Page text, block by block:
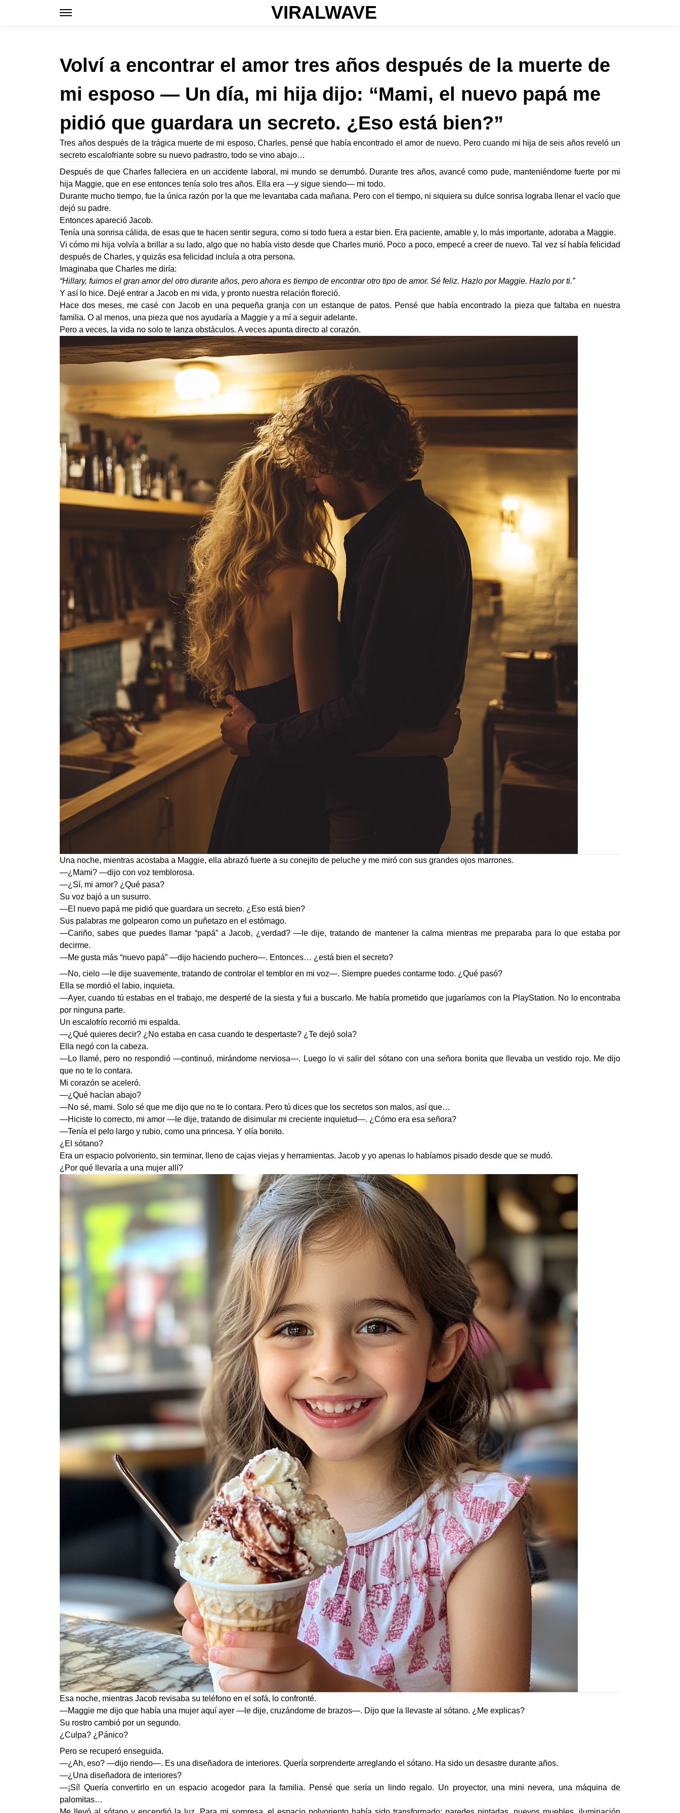
VIRALWAVE
Volví a encontrar el amor tres años después de la muerte de
mi esposo — Un día, mi hija dijo: “Mami, el nuevo papá me
pidió que guardara un secreto. ¿Eso está bien?”
Tres años después de la trágica muerte de mi esposo, Charles, pensé que había encontrado el amor de nuevo. Pero cuando mi hija de seis años reveló un
secreto escalofriante sobre su nuevo padrastro, todo se vino abajo…
Después de que Charles falleciera en un accidente laboral, mi mundo se derrumbó. Durante tres años, avancé como pude, manteniéndome fuerte por mi
hija Maggie, que en ese entonces tenía solo tres años. Ella era —y sigue siendo— mi todo.
Durante mucho tiempo, fue la única razón por la que me levantaba cada mañana. Pero con el tiempo, ni siquiera su dulce sonrisa lograba llenar el vacío que
dejó su padre.
Entonces apareció Jacob.
Tenía una sonrisa cálida, de esas que te hacen sentir segura, como si todo fuera a estar bien. Era paciente, amable y, lo más importante, adoraba a Maggie.
Vi cómo mi hija volvía a brillar a su lado, algo que no había visto desde que Charles murió. Poco a poco, empecé a creer de nuevo. Tal vez sí había felicidad
después de Charles, y quizás esa felicidad incluía a otra persona.
Imaginaba que Charles me diría:
“Hillary, fuimos el gran amor del otro durante años, pero ahora es tiempo de encontrar otro tipo de amor. Sé feliz. Hazlo por Maggie. Hazlo por ti.”
Y así lo hice. Dejé entrar a Jacob en mi vida, y pronto nuestra relación floreció.
Hace dos meses, me casé con Jacob en una pequeña granja con un estanque de patos. Pensé que había encontrado la pieza que faltaba en nuestra
familia. O al menos, una pieza que nos ayudaría a Maggie y a mí a seguir adelante.
Pero a veces, la vida no solo te lanza obstáculos. A veces apunta directo al corazón.
Una noche, mientras acostaba a Maggie, ella abrazó fuerte a su conejito de peluche y me miró con sus grandes ojos marrones.
—¿Mami? —dijo con voz temblorosa.
—¿Sí, mi amor? ¿Qué pasa?
Su voz bajó a un susurro.
—El nuevo papá me pidió que guardara un secreto. ¿Eso está bien?
Sus palabras me golpearon como un puñetazo en el estómago.
—Cariño, sabes que puedes llamar “papá” a Jacob, ¿verdad? —le dije, tratando de mantener la calma mientras me preparaba para lo que estaba por
decirme.
—Me gusta más “nuevo papá” —dijo haciendo puchero—. Entonces… ¿está bien el secreto?
—No, cielo —le dije suavemente, tratando de controlar el temblor en mi voz—. Siempre puedes contarme todo. ¿Qué pasó?
Ella se mordió el labio, inquieta.
—Ayer, cuando tú estabas en el trabajo, me desperté de la siesta y fui a buscarlo. Me había prometido que jugaríamos con la PlayStation. No lo encontraba
por ninguna parte.
Un escalofrío recorrió mi espalda.
—¿Qué quieres decir? ¿No estaba en casa cuando te despertaste? ¿Te dejó sola?
Ella negó con la cabeza.
—Lo llamé, pero no respondió —continuó, mirándome nerviosa—. Luego lo vi salir del sótano con una señora bonita que llevaba un vestido rojo. Me dijo
que no te lo contara.
Mi corazón se aceleró.
—¿Qué hacían abajo?
—No sé, mami. Solo sé que me dijo que no te lo contara. Pero tú dices que los secretos son malos, así que…
—Hiciste lo correcto, mi amor —le dije, tratando de disimular mi creciente inquietud—. ¿Cómo era esa señora?
—Tenía el pelo largo y rubio, como una princesa. Y olía bonito.
¿El sótano?
Era un espacio polvoriento, sin terminar, lleno de cajas viejas y herramientas. Jacob y yo apenas lo habíamos pisado desde que se mudó.
¿Por qué llevaría a una mujer allí?
Esa noche, mientras Jacob revisaba su teléfono en el sofá, lo confronté.
—Maggie me dijo que había una mujer aquí ayer —le dije, cruzándome de brazos—. Dijo que la llevaste al sótano. ¿Me explicas?
Su rostro cambió por un segundo.
¿Culpa? ¿Pánico?
Pero se recuperó enseguida.
—¿Ah, eso? —dijo riendo—. Es una diseñadora de interiores. Quería sorprenderte arreglando el sótano. Ha sido un desastre durante años.
—¿Una diseñadora de interiores?
—¡Sí! Quería convertirlo en un espacio acogedor para la familia. Pensé que sería un lindo regalo. Un proyector, una mini nevera, una máquina de
palomitas…